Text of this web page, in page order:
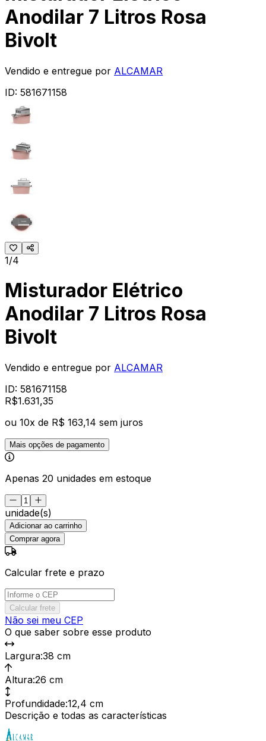
Anodilar 7 Litros Rosa
Bivolt
Vendido e entregue por ALCAMAR
ID: 581671158
1/4
Misturador Elétrico
Anodilar 7 Litros Rosa
Bivolt
Vendido e entregue por ALCAMAR
ID: 581671158
R$1.631,35
ou 10x de R$ 163,14 sem juros
Mais opções de pagamento
Apenas 20 unidades em estoque
unidade(s)
Adicionar ao carrinho
Comprar agora
Calcular frete e prazo
Calcular frete
Não sei meu CEP
O que saber sobre esse produto
Largura:38 cm
Altura:26 cm
Profundidade:12,4 cm
Descrição e todas as características